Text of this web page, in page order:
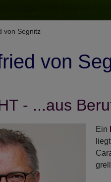
von Segnitz
von
- ...aus
Ein